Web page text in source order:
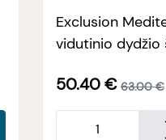
Exclusion
vidutinio dydžio
50.40€ 63.00 €